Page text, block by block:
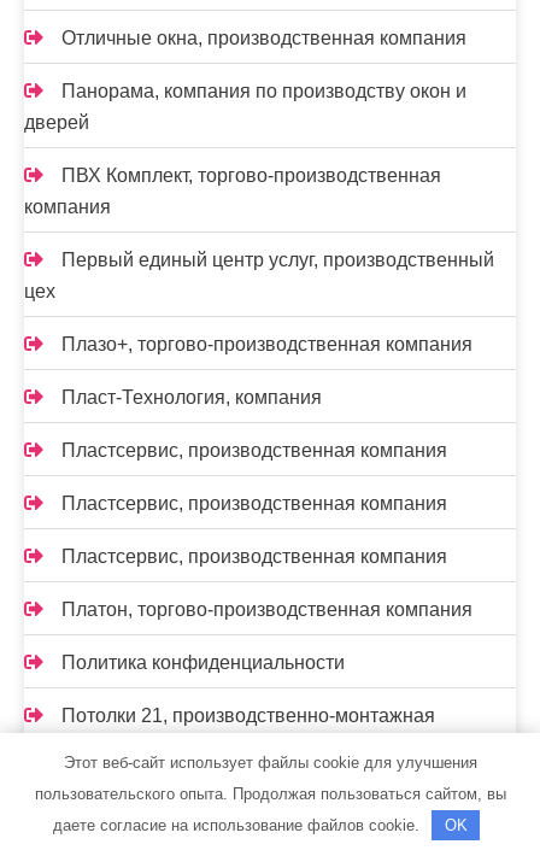
Отличные окна, производственная компания
Панорама, компания по производству окон и
дверей
ПВХ Комплект, торгово-производственная
компания
Первый единый центр услуг, производственный
цех
Плазо+, торгово-производственная компания
Пласт-Технология, компания
Пластсервис, производственная компания
Пластсервис, производственная компания
Пластсервис, производственная компания
Платон, торгово-производственная компания
Политика конфиденциальности
Потолки 21, производственно-монтажная
Прогресспласт, торгово-монтажная компания
Этот веб-сайт использует файлы cookie для улучшения
пользовательского опыта. Продолжая пользоваться сайтом, вы
даете согласие на использование файлов cookie.
OK